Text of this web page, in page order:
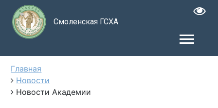
Смоленская ГСХА
Главная
Новости
Новости Академии